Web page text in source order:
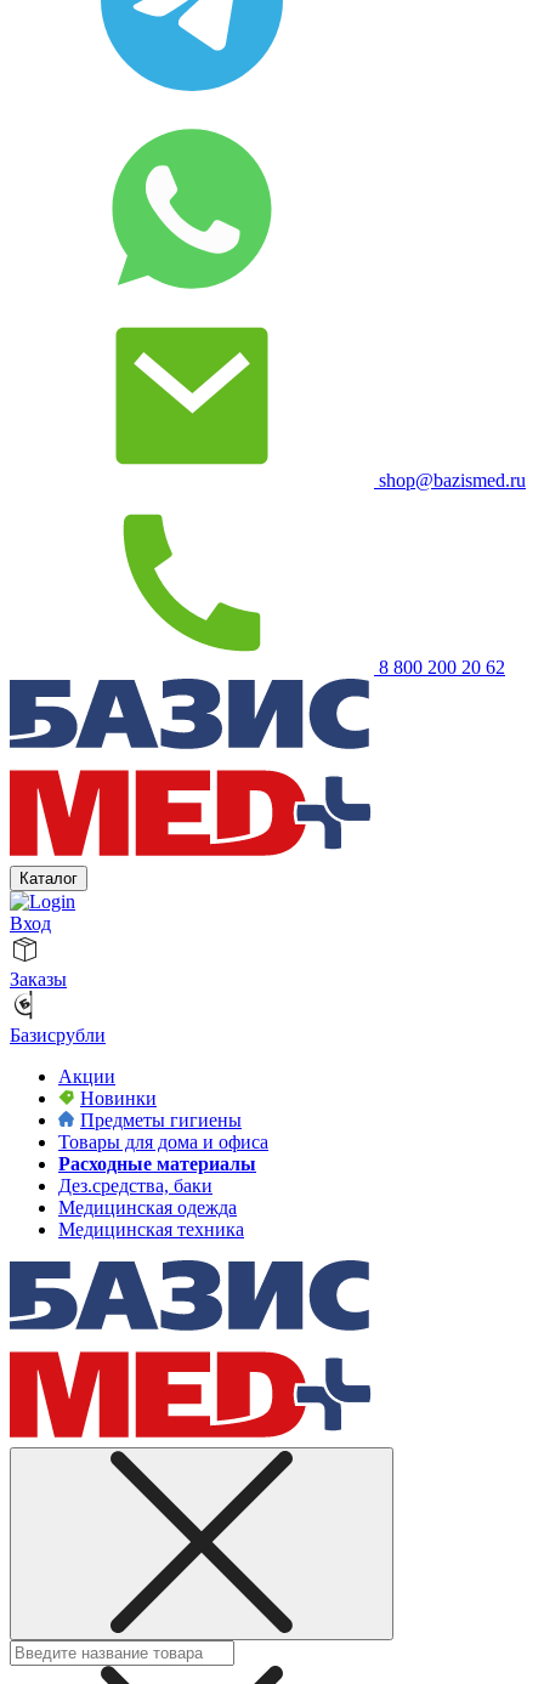
shop@bazismed.ru
8 800 200 20 62
Каталог
Вход
Заказы
Базисрубли
Акции
Новинки
Предметы гигиены
Товары для дома и офиса
Расходные материалы
Дез.средства, баки
Медицинская одежда
Медицинская техника